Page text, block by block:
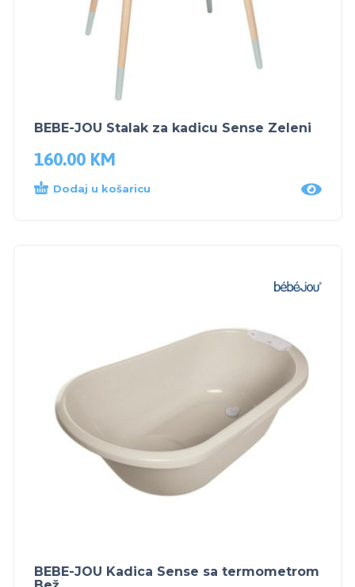
BEBE-JOU Stalak za kadicu Sense Zeleni
160.00 KM
Dodaj u košaricu
BEBE-JOU Kadica Sense sa termometrom